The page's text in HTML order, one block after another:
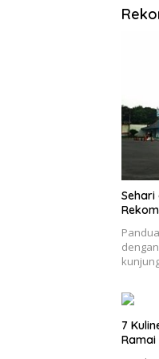
Sehari
7
Ramai